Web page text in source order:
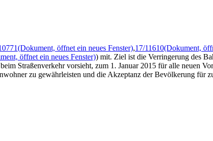
(Dokument, öffnet ein neues Fenster),17/11610(Dokument,
öffnet ein neues Fenster)) mit. Ziel ist die Verringerung des
Straßenverkehr vorsieht, zum 1. Januar 2015 für alle neuen
zu gewährleisten und die Akzeptanz der Bevölkerung für